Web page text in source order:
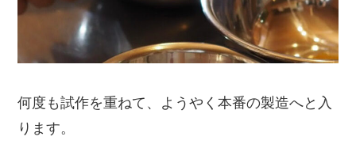
何度も試作を重ねて、ようやく本番の製造へと入
ります。